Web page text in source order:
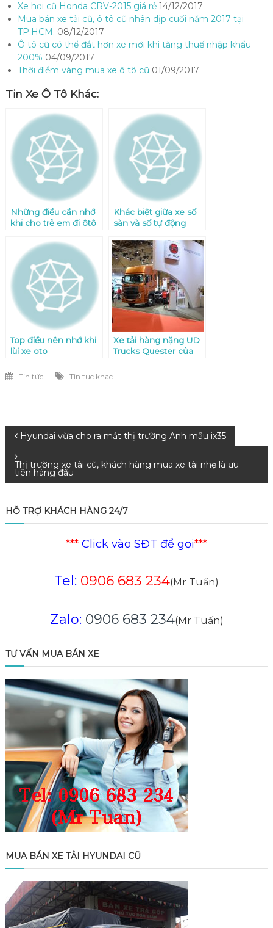
Xe hơi cũ Honda CRV-2015 giá rẻ14/12/2017
Mua bán xe tải cũ, ô tô cũ nhân dịp cuối năm 2017 tại
TP.HCM. 08/12/2017
Ô tô cũ có thể đắt hơn xe mới khi tăng thuế nhập khẩu
200% 04/09/2017
Thời điểm vàng mua xe ô tô cũ 01/09/2017
Tin Xe Ô Tô Khác:
Những điều cần nhớ
khi cho trẻ em đi ôtô
Khác biệt giữa xe số
sàn và số tự động
Top điều nên nhớ khi
lùi xe oto
Xe tải hàng nặng UD
Trucks Quester của
Tin tức Tin tuc khac
Điều
hướng
viết
Hyundai vừa cho ra mắt thị trường Anh mẫu ix35
Thị trường xe tải cũ, khách hàng mua xe tải nhẹ là ưu
tiên hàng đầu
HỖ TRỢ KHÁCH HÀNG 24/7
*** Click vào SĐT để gọi***
Tel: 0906 683 234(Mr Tuấn)
Zalo: 0906 683 234(Mr Tuấn)
TƯ VẤN MUA BÁN XE
MUA BÁN XE TẢI HYUNDAI CŨ